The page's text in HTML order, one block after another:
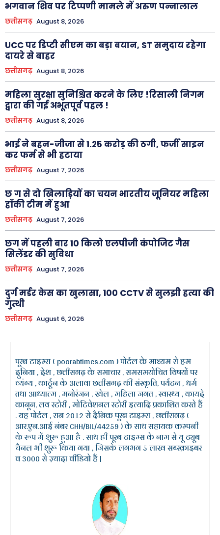
भगवान शिव पर टिप्पणी मामले में अरुण पन्नालाल
छत्तीसगढ़ August 8, 2026
UCC पर डिप्टी सीएम का बड़ा बयान, ST समुदाय रहेगा
दायरे से बाहर
छत्तीसगढ़ August 8, 2026
महिला सुरक्षा सुनिश्चित करने के लिए !रिसाली निगम
द्वारा की गई अभूतपूर्व पहल !
छत्तीसगढ़ August 8, 2026
भाई ने बहन-जीजा से 1.25 करोड़ की ठगी, फर्जी साइन
कर फर्म से भी हटाया
छत्तीसगढ़ August 7, 2026
छ ग से दो खिलाड़ियों का चयन भारतीय जूनियर महिला
हॉकी टीम में हुआ
छत्तीसगढ़ August 7, 2026
छग में पहली बार 10 किलो एलपीजी कंपोजिट गैस
सिलेंडर की सुविधा
छत्तीसगढ़ August 7, 2026
दुर्ग मर्डर केस का खुलासा, 100 CCTV से सुलझी हत्या की
गुत्थी
छत्तीसगढ़ August 6, 2026
पूरब टाइम्स ( poorabtimes.com ) पोर्टल के माध्यम से हम
दुनिया , देश , छत्तीसगढ़ के समाचार , समसमयोचित विषयों पर
व्यंग्य , कार्टून के अलावा छत्तीसगढ़ की संस्कृति, पर्यटन , धर्म
तथा आध्यात्म , मनोरंजन , खेल , महिला जगत , स्वास्थ्य , कायदे
कानून, लव स्टोरी , मोटिवेशनल स्टोरी इत्यादि प्रकाशित करते हैं
. यह पोर्टल , सन 2012 से दैनिक पूरब टाइम्स , छत्तीसगढ़ (
आर.एन.आई नंबर CHH/BIL/44259 ) के साथ सहायक कम्पनी
के रूप में शुरू हुआ है . साथ ही पूरब टाइम्स के नाम से यू ट्यूब
चैनल भी शुरू किया गया , जिसके लगभग 5 लाख सब्स्क्राइबर
व 3000 से ज़्यादा वीडियो हैं |